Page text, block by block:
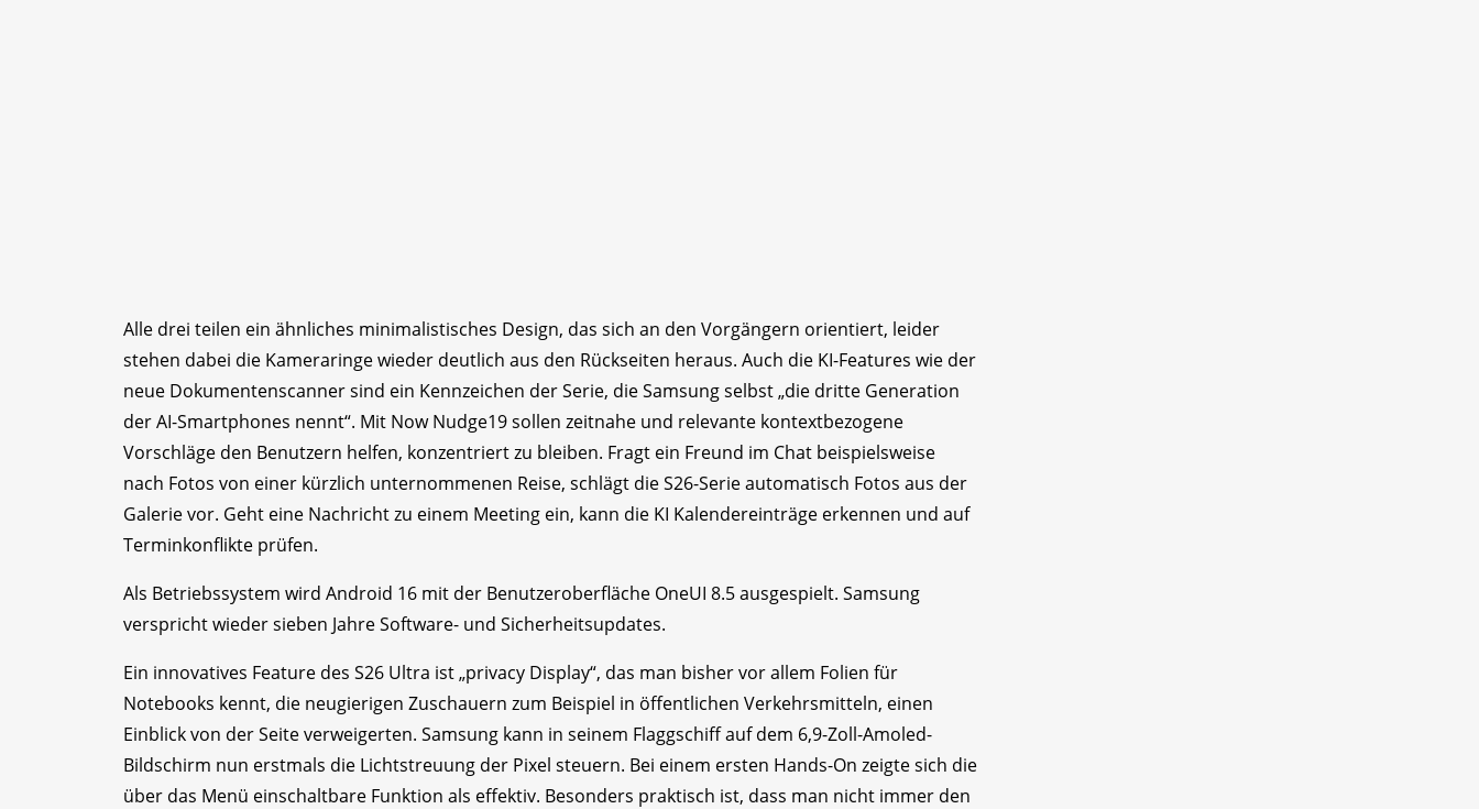
Alle drei teilen ein ähnliches minimalistisches Design, das sich an den Vorgängern orientiert, leider
stehen dabei die Kameraringe wieder deutlich aus den Rückseiten heraus. Auch die KI-Features wie der
neue Dokumentenscanner sind ein Kennzeichen der Serie, die Samsung selbst „die dritte Generation
der AI-Smartphones nennt“. Mit Now Nudge19 sollen zeitnahe und relevante kontextbezogene
Vorschläge den Benutzern helfen, konzentriert zu bleiben. Fragt ein Freund im Chat beispielsweise
nach Fotos von einer kürzlich unternommenen Reise, schlägt die S26-Serie automatisch Fotos aus der
Galerie vor. Geht eine Nachricht zu einem Meeting ein, kann die KI Kalendereinträge erkennen und auf
Terminkonflikte prüfen.
Als Betriebssystem wird Android 16 mit der Benutzeroberfläche OneUI 8.5 ausgespielt. Samsung
verspricht wieder sieben Jahre Software- und Sicherheitsupdates.
Ein innovatives Feature des S26 Ultra ist „privacy Display“, das man bisher vor allem Folien für
Notebooks kennt, die neugierigen Zuschauern zum Beispiel in öffentlichen Verkehrsmitteln, einen
Einblick von der Seite verweigerten. Samsung kann in seinem Flaggschiff auf dem 6,9-Zoll-Amoled-
Bildschirm nun erstmals die Lichtstreuung der Pixel steuern. Bei einem ersten Hands-On zeigte sich die
über das Menü einschaltbare Funktion als effektiv. Besonders praktisch ist, dass man nicht immer den